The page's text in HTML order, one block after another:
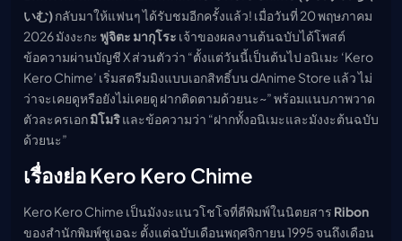
เมะ (คืนนี้)
ตารางออกอากาศอนิ
เมะ
いむ)กลับมาให้แฟนๆ ได้รับชมอีกครั้งแล้ว! เมื่อวันที่ 20 พฤษภาคม
2026 มังงะกะ ฟูจิตะ มากุโระ เจ้าของผลงานต้นฉบับได้โพสต์
ข้อความผ่านบัญชี X ส่วนตัวว่า “ตั้งแต่วันนี้เป็นต้นไป อนิเมะ ‘Kero
Kero Chime’ เริ่มสตรีมมิงแบบเอกสิทธิ์บน dAnime Store แล้ว ไม่
ว่าจะเคยดูหรือยังไม่เคยดู ฝากติดตามด้วยนะ~” พร้อมแนบภาพวาด
ตัวละครเอกมิโมริและข้อความว่า “ฝากทั้งอนิเมะและมังงะต้นฉบับ
ด้วยนะ”
เรื่องย่อ Kero Kero Chime
Kero Kero Chime เป็นมังงะแนวโชโจที่ตีพิมพ์ในนิตยสาร Ribon
ของสำนักพิมพ์ชูเอฉะ ตั้งแต่ฉบับเดือนพฤศจิกายน 1995 จนถึงเดือน